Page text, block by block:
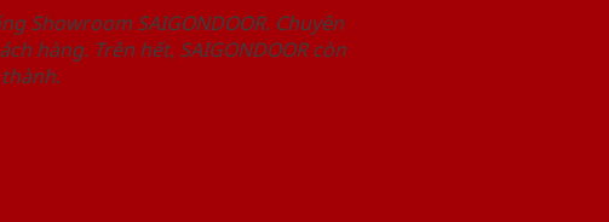
Showroom SAIGONDOOR. Chuyên
hàng. Trên hết, SAIGONDOOR còn